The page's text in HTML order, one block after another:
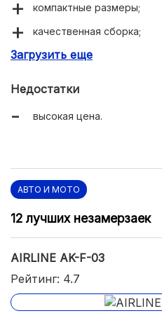
компактные размеры;
качественная сборка;
долговечность;
Загрузить еще
Недостатки
высокая цена.
АВТО И МОТО
12 лучших незамерзаек
AIRLINE AK-F-03
Рейтинг: 4.7